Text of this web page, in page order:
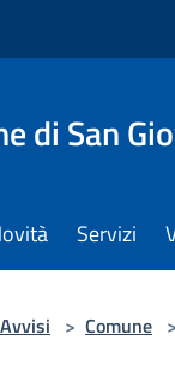
di San
Servizi
Avvisi > Comune >